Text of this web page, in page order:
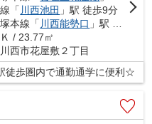
「 川西池田 」駅 徒歩9分
本線「 川西能勢口 」駅 徒歩10分
/ 23.77㎡
西市花屋敷２丁目
徒歩圏内で通勤通学に便利☆